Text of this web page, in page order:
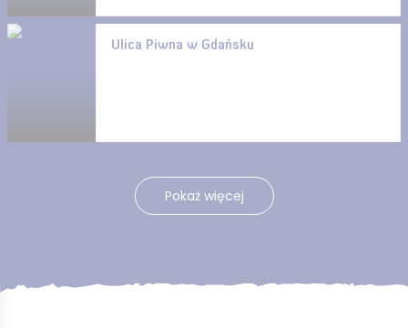
Ulica Piwna w Gdańsku
Pokaż więcej